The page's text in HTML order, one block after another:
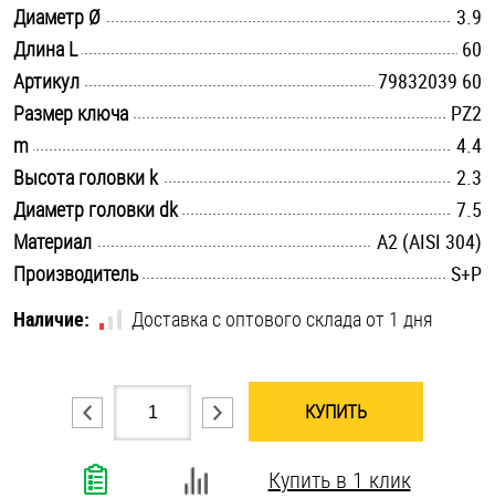
Такелаж
Хомуты
Шайбы
Шпильки
Шплинты
Штифты и пальцы
Диаметр Ø
3.9
Длина L
60
Артикул
79832039 60
Размер ключа
PZ2
m
4.4
Высота головки k
2.3
Диаметр головки dk
7.5
Материал
А2 (AISI 304)
Производитель
S+P
Наличие:
Доставка с оптового склада от 1 дня
КУПИТЬ
Купить в 1 клик